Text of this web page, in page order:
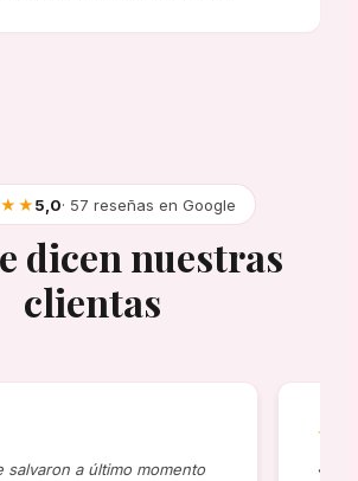
5,0· 57 reseñas en Google
dicen nuestras
clientas
salvaron a último momento